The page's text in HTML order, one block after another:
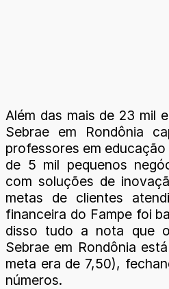
Além das mais de 23 mil
Sebrae em Rondônia
professores em
de 5 mil pequenos
com soluções de
metas de clientes
financeira do Fampe foi
disso tudo a nota que
Sebrae em Rondônia
meta era de 7,50),
números.